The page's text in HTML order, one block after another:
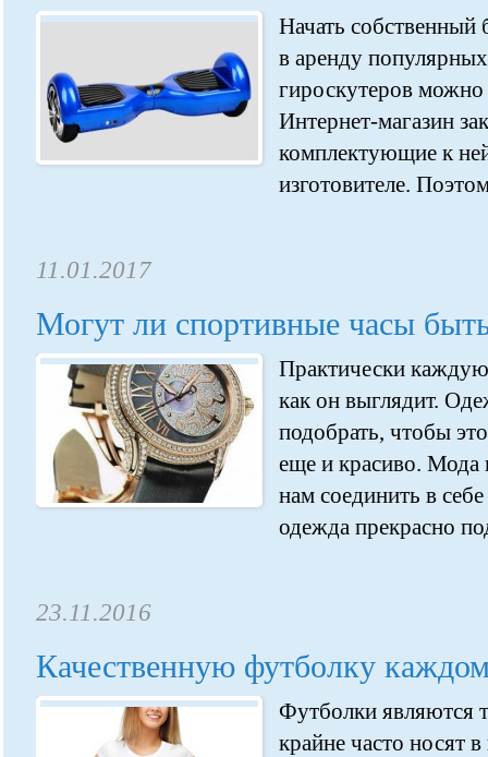
Начать собственный
в аренду
гироскутеров
Интернет-магазин
комплектующие к
изготовителе.
11.01.2017
Могут ли спортивные часы
Практически
как он выглядит.
подобрать, чтобы
еще и красиво. Мода
нам соединить в
одежда прекрасно
23.11.2016
Качественную футболку
Футболки являются
крайне часто носят